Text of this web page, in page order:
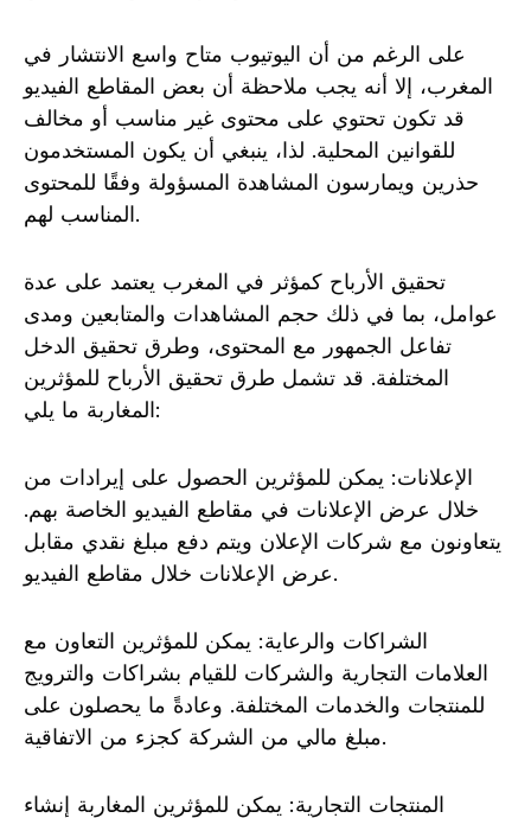
على الرغم من أن اليوتيوب متاح واسع الانتشار في
المغرب، إلا أنه يجب ملاحظة أن بعض المقاطع الفيديو
قد تكون تحتوي على محتوى غير مناسب أو مخالف
للقوانين المحلية. لذا، ينبغي أن يكون المستخدمون
حذرين ويمارسون المشاهدة المسؤولة وفقًا للمحتوى
المناسب لهم.
تحقيق الأرباح كمؤثر في المغرب يعتمد على عدة
عوامل، بما في ذلك حجم المشاهدات والمتابعين ومدى
تفاعل الجمهور مع المحتوى، وطرق تحقيق الدخل
المختلفة. قد تشمل طرق تحقيق الأرباح للمؤثرين
المغاربة ما يلي:
الإعلانات: يمكن للمؤثرين الحصول على إيرادات من
خلال عرض الإعلانات في مقاطع الفيديو الخاصة بهم.
يتعاونون مع شركات الإعلان ويتم دفع مبلغ نقدي مقابل
عرض الإعلانات خلال مقاطع الفيديو.
الشراكات والرعاية: يمكن للمؤثرين التعاون مع
العلامات التجارية والشركات للقيام بشراكات والترويج
للمنتجات والخدمات المختلفة. وعادةً ما يحصلون على
مبلغ مالي من الشركة كجزء من الاتفاقية.
المنتجات التجارية: يمكن للمؤثرين المغاربة إنشاء